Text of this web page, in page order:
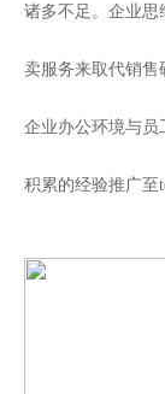
诸多不足。企业思
一批互联网
卖服务来取代销售
业解决实际
企业办公环境与员
界限日益
积累的经验推广至
推动了